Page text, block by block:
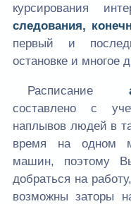
курсирования
следования,
первый и
остановке и многое
Расписание
составлено с
наплывов людей в
время на одном
машин, поэтому
добраться на
возможны заторы